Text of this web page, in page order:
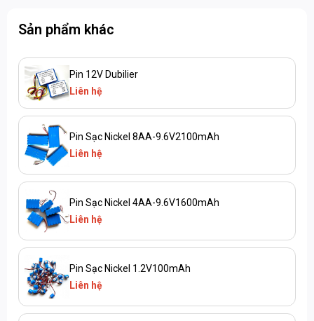
Sản phẩm khác
Pin 12V Dubilier
Liên hệ
Pin Sạc Nickel 8AA-9.6V2100mAh
Liên hệ
Pin Sạc Nickel 4AA-9.6V1600mAh
Liên hệ
Pin Sạc Nickel 1.2V100mAh
Liên hệ